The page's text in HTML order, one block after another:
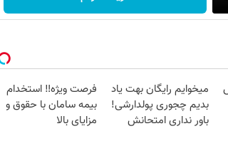
دریافت وام
میخوایم رایگان بهت یاد
بدیم چجوری پولدارشی!
فرصت ویژه‼️ استخدام
بیمه سامان با حقوق و
روزنامه‌های صبح شنبه ۱۷ مرداد ۱۴۰۵